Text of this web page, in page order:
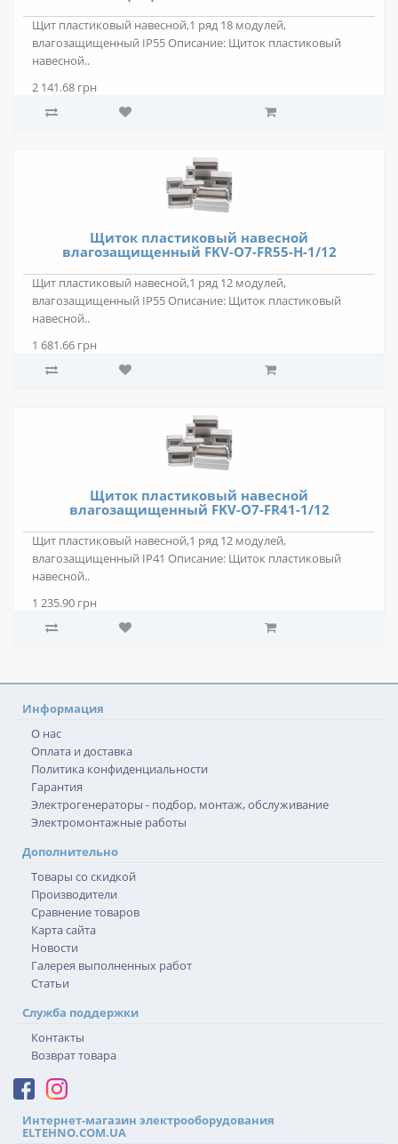
Щит пластиковый навесной,1 ряд 18 модулей,
влагозащищенный IP55 Описание: Щиток пластиковый
навесной..
2 141.68 грн
Щиток пластиковый навесной
влагозащищенный FKV-O7-FR55-H-1/12
Щит пластиковый навесной,1 ряд 12 модулей,
влагозащищенный IP55 Описание: Щиток пластиковый
навесной..
1 681.66 грн
Щиток пластиковый навесной
влагозащищенный FKV-O7-FR41-1/12
Щит пластиковый навесной,1 ряд 12 модулей,
влагозащищенный IP41 Описание: Щиток пластиковый
навесной..
1 235.90 грн
Информация
О нас
Оплата и доставка
Политика конфиденциальности
Гарантия
Электрогенераторы - подбор, монтаж, обслуживание
Электромонтажные работы
Дополнительно
Товары со скидкой
Производители
Сравнение товаров
Карта сайта
Новости
Галерея выполненных работ
Статьи
Служба поддержки
Контакты
Возврат товара
Интернет-магазин электрооборудования
ELTEHNO.COM.UA